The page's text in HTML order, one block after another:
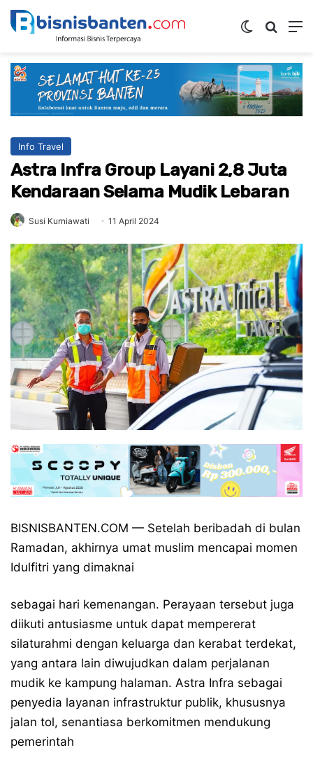
Switch skin
Info Travel
Astra Infra Group Layani 2,8 Juta
Kendaraan Selama Mudik Lebaran
Susi Kurniawati 11 April 2024
BISNISBANTEN.COM — Setelah beribadah di bulan
Ramadan, akhirnya umat muslim mencapai momen
Idulfitri yang dimaknai
sebagai hari kemenangan. Perayaan tersebut juga
diikuti antusiasme untuk dapat mempererat
silaturahmi dengan keluarga dan kerabat terdekat,
yang antara lain diwujudkan dalam perjalanan
mudik ke kampung halaman. Astra Infra sebagai
penyedia layanan infrastruktur publik, khususnya
jalan tol, senantiasa berkomitmen mendukung
pemerintah